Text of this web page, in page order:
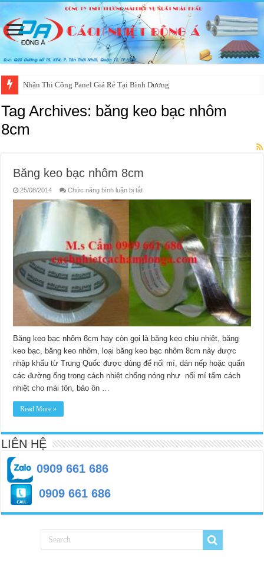
Nhận Thi Công Panel Giá Rẻ Tại Bình Dương
Tag Archives: băng keo bạc nhôm
8cm
Băng keo bạc nhôm 8cm
25/08/2014 Chức năng bình luận bị tắtở
8cm
Băng keo bạc nhôm 8cm hay còn gọi là băng keo chịu nhiệt, băng
keo bạc, băng keo nhôm, loại băng keo bạc nhôm 8cm này được
nhập khẩu từ Trung Quốc được dùng để nối mí, dán nếp hoặc quấn
các đường ống trong cách nhiệt chống nóng như nối mí tấm cách
nhiệt cho mái tôn, bảo ôn …
Read More »
LIÊN HỆ
0909 661 686
0909 661 686